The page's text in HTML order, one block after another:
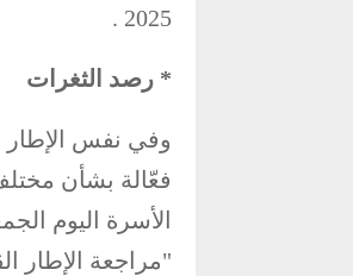
2025 .
* رصد الثغرات
وفي نفس الإطار
فعّالة بشأن
"مراجعة الإطار